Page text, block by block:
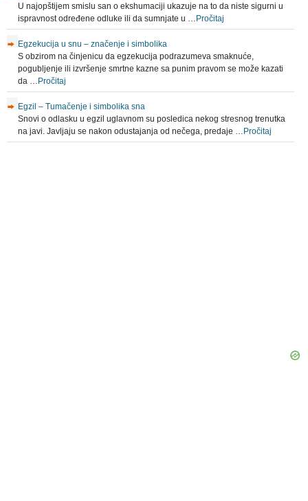
U najopštijem smislu san o ekshumaciji ukazuje na to da niste sigurni u
ispravnost određene odluke ili da sumnjate u … Pročitaj
Egzekucija u snu – značenje i simbolika
S obzirom na činjenicu da egzekucija podrazumeva smaknuće,
pogubljenje ili izvršenje smrtne kazne sa punim pravom se može kazati
da … Pročitaj
Egzil – Tumačenje i simbolika sna
Snovi o odlasku u egzil uglavnom su posledica nekog stresnog trenutka
na javi. Javljaju se nakon odustajanja od nečega, predaje … Pročitaj